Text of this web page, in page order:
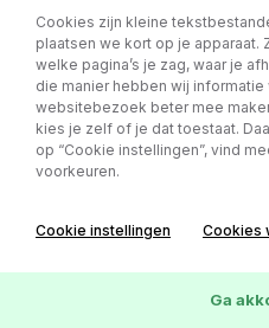
Cookies zijn kleine
plaatsen we kort op je apparaat.
welke pagina’s je zag, waar je
die manier hebben wij informatie
websitebezoek beter mee
kies je zelf of je dat toestaat.
op “Cookie instellingen”, vind
voorkeuren.
Cookie instellingen Cookies
Ga